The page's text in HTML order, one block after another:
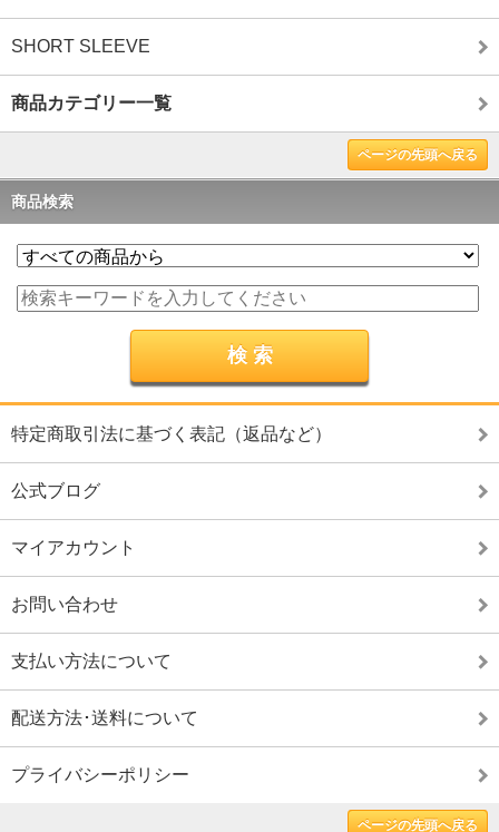
SHORT SLEEVE
商品カテゴリー一覧
ページの先頭へ戻る
商品検索
特定商取引法に基づく表記（返品など）
公式ブログ
マイアカウント
お問い合わせ
支払い方法について
配送方法･送料について
プライバシーポリシー
ページの先頭へ戻る